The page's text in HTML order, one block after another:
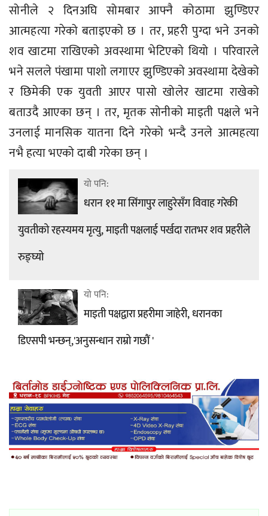
सोनीले २ दिनअघि सोमबार आफ्नै कोठामा झुण्डिएर
आत्महत्या गरेको बताइएको छ । तर, प्रहरी पुग्दा भने उनको
शव खाटमा राखिएको अवस्थामा भेटिएको थियो । परिवारले
भने सलले पंखामा पाशो लगाएर झुण्डिएको अवस्थामा देखेको
र छिमेकी एक युवती आएर पासो खोलेर खाटमा राखेको
बताउदै आएका छन् । तर, मृतक सोनीको माइती पक्षले भने
उनलाई मानसिक यातना दिने गरेको भन्दै उनले आत्महत्या
नभै हत्या भएको दाबी गरेका छन् ।
यो पनि:
धरान ११ मा सिंगापुर लाहुरेसँग विवाह गरेकी
युवतीको रहस्यमय मृत्यु, माइती पक्षलाई पर्खदा रातभर शव प्रहरीले
रुङ्घ्यो
यो पनि:
माइती पक्षद्वारा प्रहरीमा जाहेरी, धरानका
डिएसपी भन्छन्,'अनुसन्धान राम्रो गछौं '